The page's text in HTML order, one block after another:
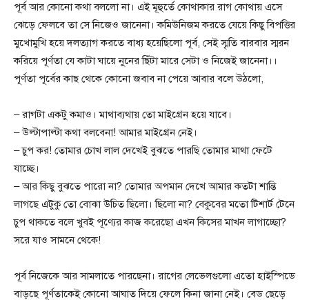
পূর্ব আর কোনো কথা বললো না। এই মূহুর্তে কোথাকার রাগ কোথায় এসে
ঝেড়ে ফেলবে তা সে নিজেও জানেনা। কমিউনিজম করতে যেয়ে কিছু বিপত্তির
মুখোমুখি হয়ে দলত্যাগ করতে বাধ্য হয়েছিলো পূর্ব, সেই স্মৃতি বারবার স্মরন
করিয়ে পূর্ণতা যে কাটা ঘায়ে নুনের ছিঁটা মারে সেটা ও নিজেই জানেনা।।
পূর্ণতা পূর্বের কাছ থেকে কোনো জবাব না পেয়ে আবার বলে উঠলো,
– রাগটা একটু কমাও। মাথাব্যথায় তো মাইগ্রেন হয়ে যাবে।
– উল্টাপাল্টা কথা বলবেনা! আমার মাইগ্রেন নেই।
– চুপ কর! তোমার চোখ লাল দেখেই বুঝতে পারছি তোমার মাথা ফেটে
যাচ্ছে।
– আর কিছু বুঝতে পারো না? তোমার অপমান দেখে আমার কতটা শান্তি
লাগছে এটুকু তো বোঝা উচিত ছিলো। ছিলো না? বেকুবের মতো টিশার্ট টেনে
চুপ থাকতে বলে খুবই পূণ্যের কাজ করেছো এখন কিসের মাখন লাগাচ্ছো?
সরে যাও সামনে থেকে!
পূর্ব নিজেকে আর সামলাতে পারছেনা। রাগের লেভেলগুলো এতো হাইস্পিডে
বাড়ছে পূর্ণতাকেই কোনো আঘাত দিয়ে ফেলে কিনা জানা নেই। বেড ছেড়ে